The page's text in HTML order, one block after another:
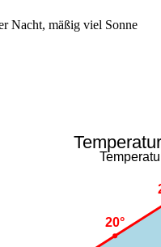
Nacht, mäßig viel Sonne